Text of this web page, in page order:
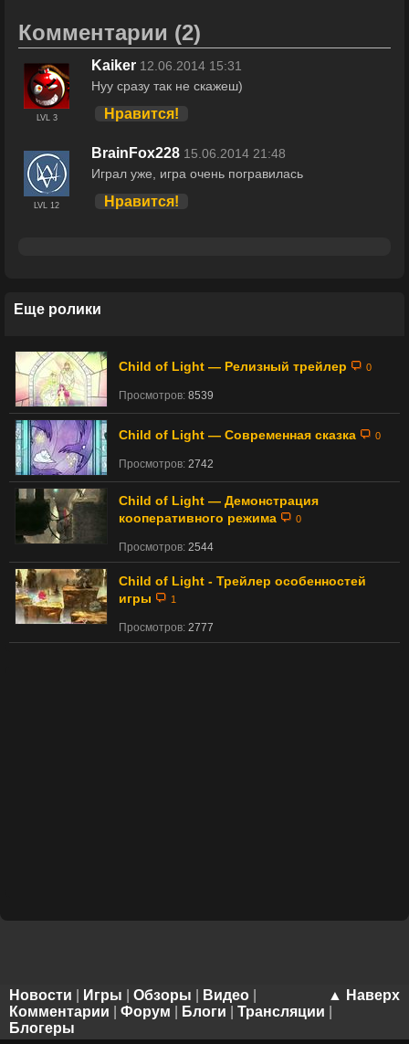
Комментарии (2)
LVL 3
Kaiker 12.06.2014 15:31
Нуу сразу так не скажеш)
Нравится!
LVL 12
BrainFox228 15.06.2014 21:48
Играл уже, игра очень погравилась
Нравится!
Еще ролики
Child of Light — Релизный трейлер 0
Просмотров: 8539
Child of Light — Современная cказка 0
Просмотров: 2742
Child of Light — Демонстрация
кооперативного режима
0
Просмотров: 2544
Child of Light - Трейлер особенностей
игры
1
Просмотров: 2777
▲ Наверх
Новости Игры Обзоры Видео
Комментарии
Форум Блоги Трансляции
Блогеры